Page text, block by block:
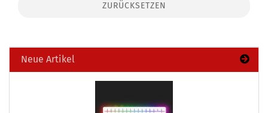
ZURÜCKSETZEN
Neue Artikel